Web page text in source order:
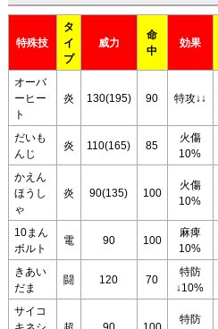
特殊技
タ
イ
プ
威力
命
中
効果
オーバ
ーヒー
ト
炎 130(195) 90 特攻↓↓
だいも
んじ
炎 110(165) 85
火傷
10%
かえん
ほうし
ゃ
炎 90(135) 100
火傷
10%
10まん
ボルト
電 90 100
麻痺
10%
きあい
だま
闘 120 70
特防
↓10%
サイコ
特防